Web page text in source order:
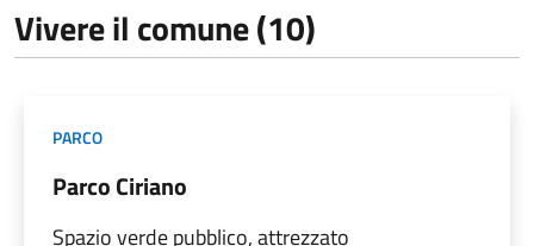
Vivere il comune (10)
PARCO
Parco Ciriano
Spazio verde pubblico, attrezzato